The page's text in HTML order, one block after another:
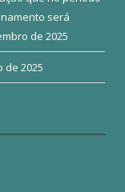
será
de 2025
de 2025